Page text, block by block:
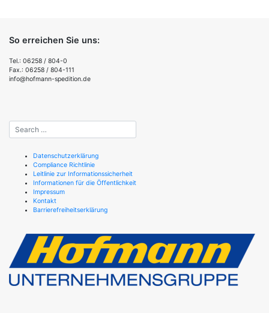
So erreichen Sie uns:
Tel.: 06258 / 804-0
Fax.: 06258 / 804-111
info@hofmann-spedition.de
Datenschutzerklärung
Compliance Richtlinie
Leitlinie zur Informationssicherheit
Informationen für die Öffentlichkeit
Impressum
Kontakt
Barrierefreiheitserklärung